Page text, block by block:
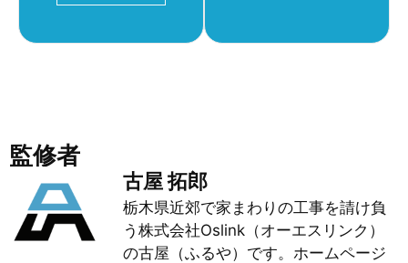
監修者
古屋 拓郎
栃木県近郊で家まわりの工事を請け負
う株式会社Oslink（オーエスリンク）
の古屋（ふるや）です。ホームページ